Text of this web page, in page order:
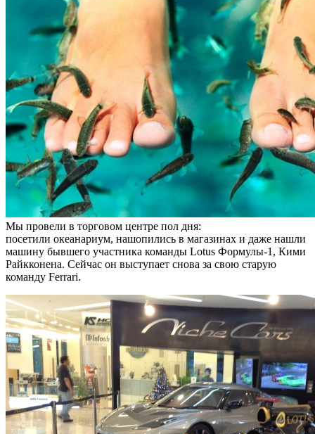
Мы провели в торговом центре пол дня:
посетили океанариум, нашопились в магазинах и даже нашли
машину бывшего участника команды Lotus Формулы-1, Кими
Райкконена. Сейчас он выступает снова за свою старую
команду Ferrari.